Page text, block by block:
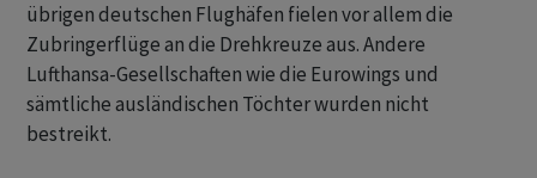
übrigen deutschen Flughäfen fielen vor allem die
Zubringerflüge an die Drehkreuze aus. Andere
Lufthansa-Gesellschaften wie die Eurowings und
sämtliche ausländischen Töchter wurden nicht
bestreikt.